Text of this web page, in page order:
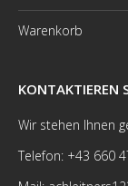
Warenkorb
KONTAKTIEREN
Wir stehen Ihnen
Telefon: +43 660